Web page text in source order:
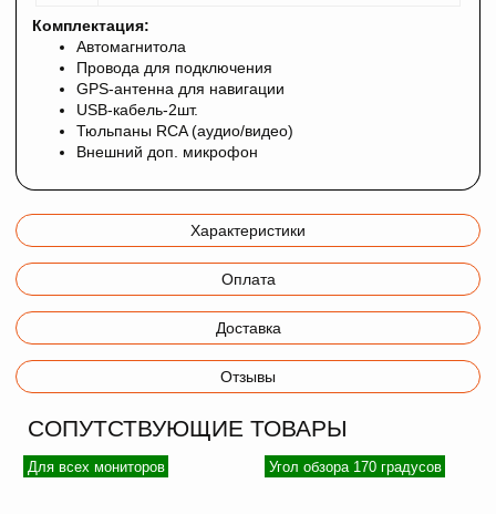
Комплектация:
Автомагнитола
Провода для подключения
GPS-антенна для навигации
USB-кабель-2шт.
Тюльпаны RCA (аудио/видео)
Внешний доп. микрофон
Характеристики
Оплата
Доставка
Отзывы
СОПУТСТВУЮЩИЕ ТОВАРЫ
Для всех мониторов Угол обзора 170 градусов